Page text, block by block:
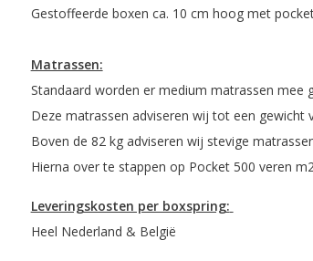
Gestoffeerde boxen ca. 10 cm hoog met
Matrassen:
Standaard worden er medium matrassen mee
Deze matrassen adviseren wij tot een gewicht
Boven de 82 kg adviseren wij stevige
Hierna over te stappen op Pocket 500 veren
Leveringskosten per boxspring:
Heel Nederland & België